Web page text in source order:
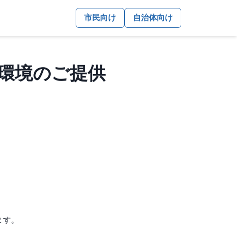
市民向け 自治体向け
境のご提供
。